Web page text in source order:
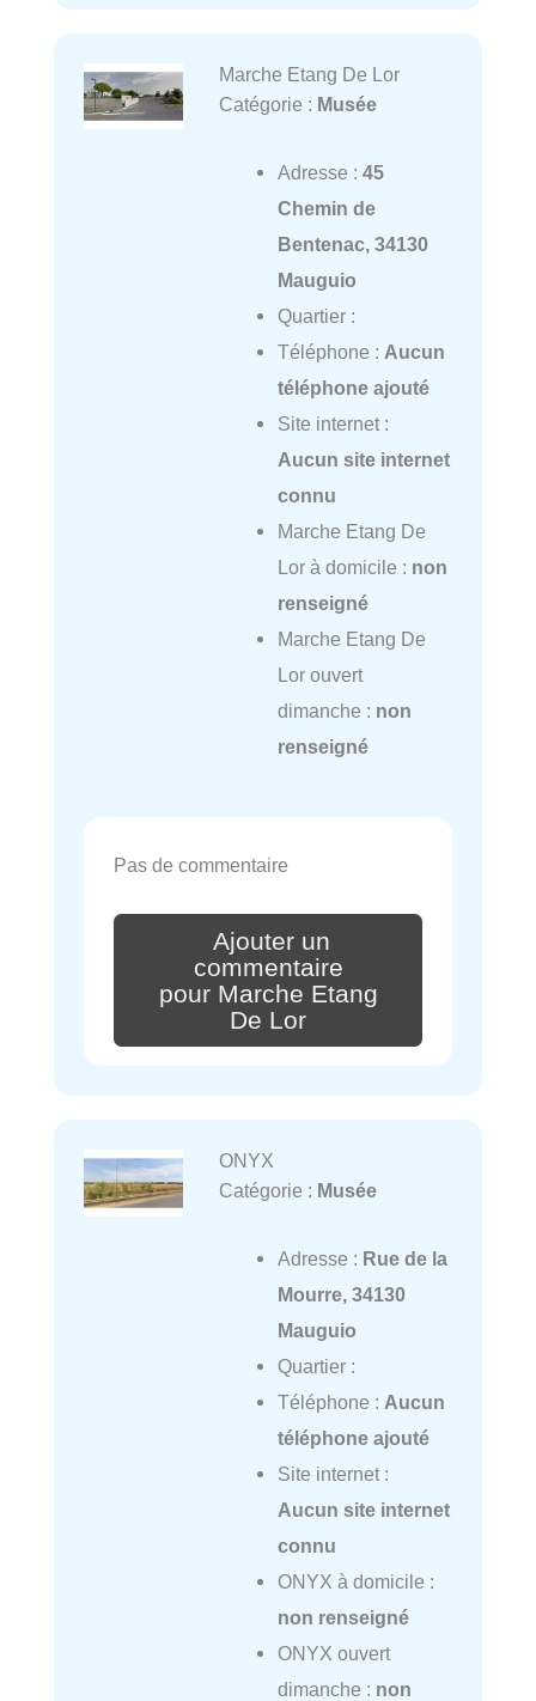
Marche Etang De Lor
Catégorie : Musée
Adresse : 45
Chemin de
Bentenac, 34130
Mauguio
Quartier :
Téléphone : Aucun
téléphone ajouté
Site internet :
Aucun site internet
connu
Marche Etang De
Lor à domicile : non
renseigné
Marche Etang De
Lor ouvert
dimanche : non
renseigné
Pas de commentaire
Ajouter un
commentaire
pour Marche Etang
De Lor
ONYX
Catégorie : Musée
Adresse : Rue de la
Mourre, 34130
Mauguio
Quartier :
Téléphone : Aucun
téléphone ajouté
Site internet :
Aucun site internet
connu
ONYX à domicile :
non renseigné
ONYX ouvert
dimanche : non